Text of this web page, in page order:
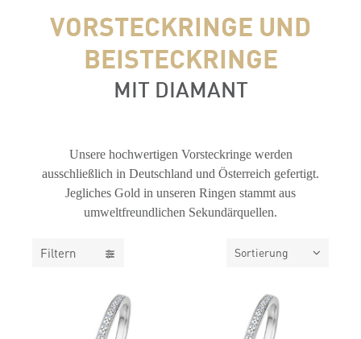
VORSTECKRINGE UND
BEISTECKRINGE
MIT DIAMANT
FILTER
Unsere hochwertigen Vorsteckringe werden
ausschließlich in Deutschland und Österreich gefertigt.
Jegliches Gold in unseren Ringen stammt aus
umweltfreundlichen Sekundärquellen.
Filtern Sortierung